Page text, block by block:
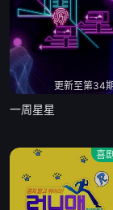
更新至第34
一周星星
喜剧